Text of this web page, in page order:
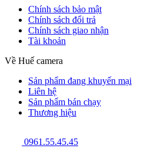
Chính sách bảo mật
Chính sách đổi trả
Chính sách giao nhận
Tài khoản
Về Huế camera
Sản phẩm đang khuyến mại
Liên hệ
Sản phẩm bán chạy
Thương hiệu
0961.55.45.45